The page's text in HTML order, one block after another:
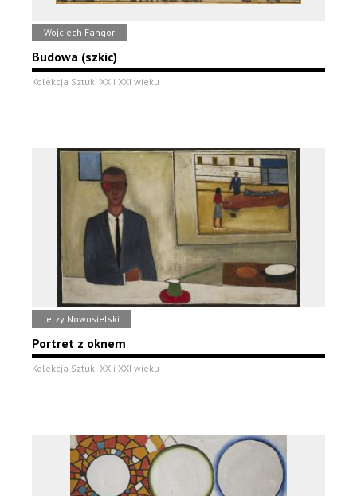
Wojciech Fangor
Budowa (szkic)
Kolekcja Sztuki XX i XXI wieku
Jerzy Nowosielski
Portret z oknem
Kolekcja Sztuki XX i XXI wieku